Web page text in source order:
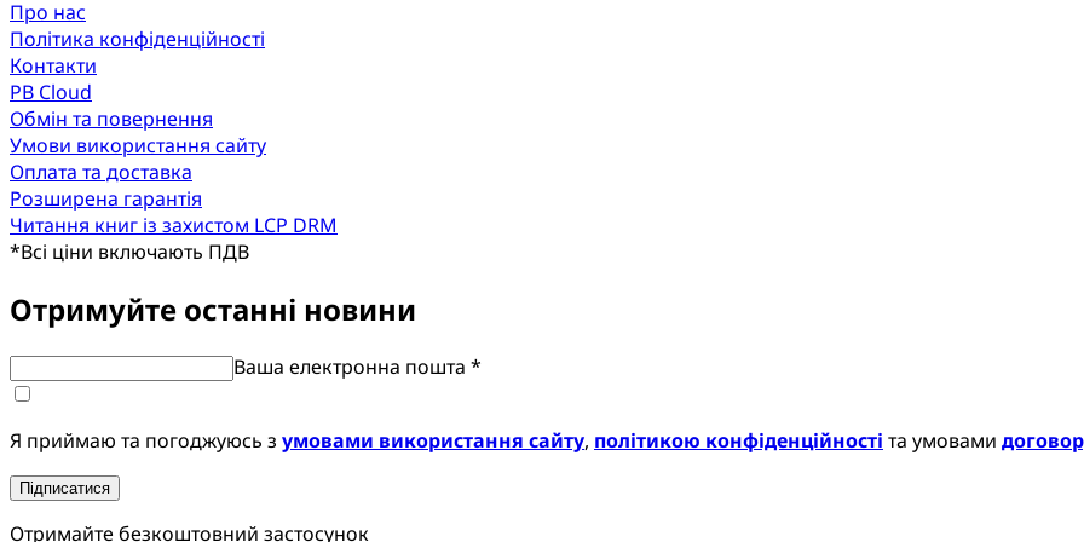
Про нас
Політика конфіденційності
Контакти
PB Cloud
Обмін та повернення
Умови використання сайту
Оплата та доставка
Розширена гарантія
Читання книг із захистом LCP DRM
*Всі ціни включають ПДВ
Отримуйте останні новини
Ваша електронна пошта *
Я приймаю та погоджуюсь з умовами використання сайту, політикою конфіденційності та умовами
Підписатися
Отримайте безкоштовний застосунок